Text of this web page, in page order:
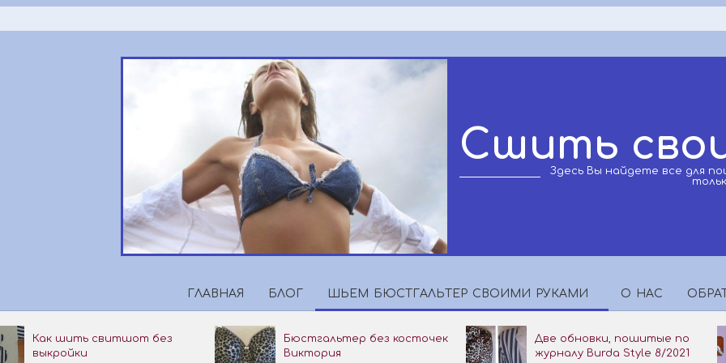
Сшить
Здесь Вы найдете все для
меню
ГЛАВНАЯ БЛОГ ШЬЕМ БЮСТГАЛЬТЕР СВОИМИ РУКАМИ О НАС
Как шить свитшот без
выкройки
Бюстгальтер без косточек
Виктория
Две обновки, пошитые по
журналу Burda Style 8/2021